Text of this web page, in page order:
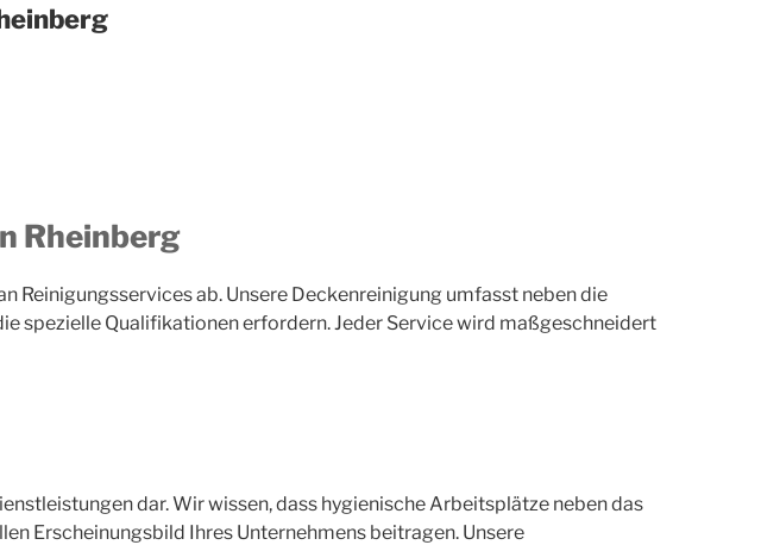
Rheinberg
Reinigungsservices ab. Unsere Deckenreinigung umfasst neben die
spezielle Qualifikationen erfordern. Jeder Service wird maßgeschneidert
dar. Wir wissen, dass hygienische Arbeitsplätze neben das
Erscheinungsbild Ihres Unternehmens beitragen. Unsere